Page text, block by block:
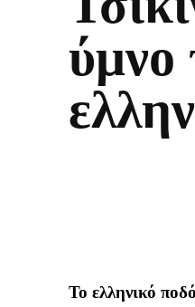
ύμνο
Το ελληνικό